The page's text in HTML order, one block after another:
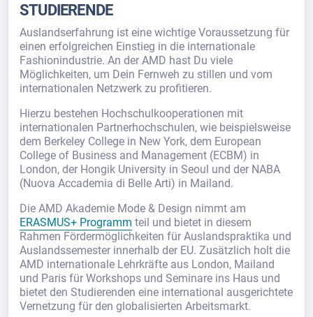
STUDIERENDE
Auslandserfahrung ist eine wichtige Voraussetzung für
einen erfolgreichen Einstieg in die internationale
Fashionindustrie. An der AMD hast Du viele
Möglichkeiten, um Dein Fernweh zu stillen und vom
internationalen Netzwerk zu profitieren.
Hierzu bestehen Hochschulkooperationen mit
internationalen Partnerhochschulen, wie beispielsweise
dem Berkeley College in New York, dem European
College of Business and Management (ECBM) in
London, der Hongik University in Seoul und der NABA
(Nuova Accademia di Belle Arti) in Mailand.
Die AMD Akademie Mode & Design nimmt am
ERASMUS+ Programm teil und bietet in diesem
Rahmen Fördermöglichkeiten für Auslandspraktika und
Auslandssemester innerhalb der EU. Zusätzlich holt die
AMD internationale Lehrkräfte aus London, Mailand
und Paris für Workshops und Seminare ins Haus und
bietet den Studierenden eine international ausgerichtete
Vernetzung für den globalisierten Arbeitsmarkt.